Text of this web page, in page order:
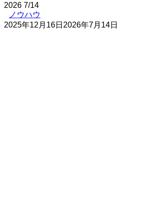
2026 7/14
ノウハウ
2025年12月16日 2026年7月14日